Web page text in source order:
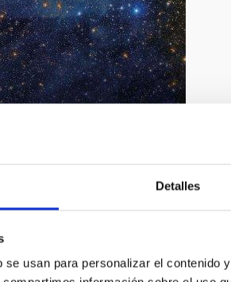
Detalles
usan para personalizar el contenido